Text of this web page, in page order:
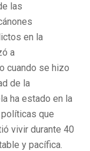
las
en la
a
cuando se hizo
de la
ha estado en la
que
vivir durante 40
y pacífica.